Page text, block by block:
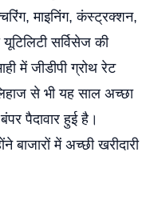
माइनिंग, कंस्ट्रक्शन,
सर्विसेज की
में जीडीपी ग्रोथ रेट
से भी यह साल अच्छा
पैदावार हुई है।
बाजारों में अच्छी खरीदारी